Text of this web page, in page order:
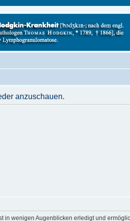
anzuschauen.
wenigen Augenblicken erledigt und